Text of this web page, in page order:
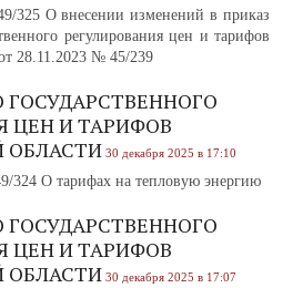
325 О внесении изменений в приказ
регулирования цен и тарифов
28.11.2023 № 45/239
ЦЕН И ТАРИФОВ
ОБЛАСТИ 30 декабря 2025 в 17:10
О тарифах на тепловую энергию
ЦЕН И ТАРИФОВ
ОБЛАСТИ 30 декабря 2025 в 17:07